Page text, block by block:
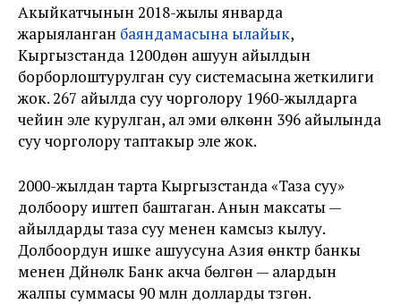
Акыйкатчынын 2018-жылы январда
жарыяланган баяндамасына ылайык,
Кыргызстанда 1200дөн ашуун айылдын
борборлоштурулган суу системасына жеткилиги
жок. 267 айылда суу чорголору 1960-жылдарга
чейин эле курулган, ал эми өлкөнүн 396 айылында
суу чорголору таптакыр эле жок.
2000-жылдан тарта Кыргызстанда «Таза суу»
долбоору иштеп баштаган. Анын максаты —
айылдарды таза суу менен камсыз кылуу.
Долбоордун ишке ашуусуна Азия өнүктүрүү банкы
менен Дүйнөлүк Банк акча бөлгөн — алардын
жалпы суммасы 90 млн долларды түзгөн.